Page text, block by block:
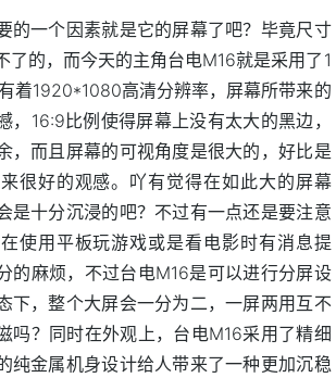
的一个因素就是它的屏幕了吧？毕竟尺寸
了的，而今天的主角台电M16就是采用了1
着1920*1080高清分辨率，屏幕所带来的
，16:9比例使得屏幕上没有太大的黑边，
，而且屏幕的可视角度是很大的，好比是
很好的观感。吖有觉得在如此大的屏幕
是十分沉浸的吧？不过有一点还是要注意
使用平板玩游戏或是看电影时有消息提
的麻烦，不过台电M16是可以进行分屏设
下，整个大屏会一分为二，一屏两用互不
吗？同时在外观上，台电M16采用了精细
纯金属机身设计给人带来了一种更加沉稳